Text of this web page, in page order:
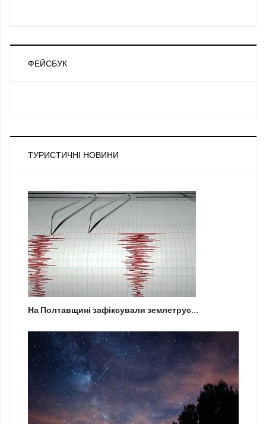
ФЕЙСБУК
ТУРИСТИЧНІ НОВИНИ
На Полтавщині зафіксували землетрус...